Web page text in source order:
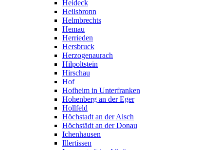
Heideck
Heilsbronn
Helmbrechts
Hemau
Herrieden
Hersbruck
Herzogenaurach
Hilpoltstein
Hirschau
Hof
Hofheim in Unterfranken
Hohenberg an der Eger
Hollfeld
Höchstadt an der Aisch
Höchstädt an der Donau
Ichenhausen
Illertissen